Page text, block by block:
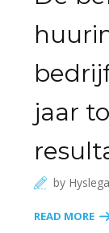
jaar
by
READ MORE